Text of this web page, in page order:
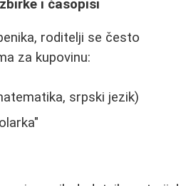
i časopisi
roditelji se često
za kupovinu:
srpski jezik)